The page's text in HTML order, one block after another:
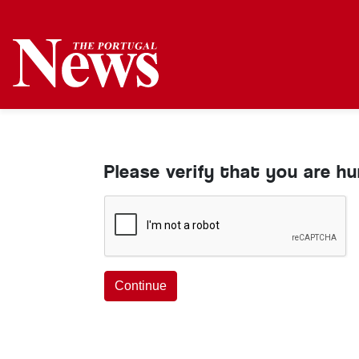
Please verify that you are
Continue